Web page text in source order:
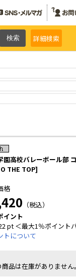
詳細検索
園高校バレーボール部
THE TOP]
格
（税込）
イント
pt ＜最大1％ポイント
トについて
品は在庫がありません。